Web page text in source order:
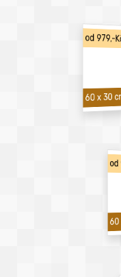
od 979,-
60 x 30
od
60